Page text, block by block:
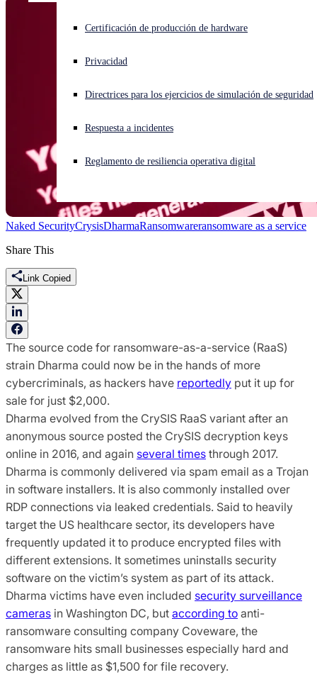
¿Está sufriendo un ciberataque? Obtenga ayuda ahora mismo
Open language switcher
Certificación de producción de hardware
Privacidad
Directrices para los ejercicios de simulación de seguridad
Respuesta a incidentes
Reglamento de resiliencia operativa digital
Naked SecurityCrysisDharmaRansomwareransomware as a service
Share This
Link Copied
The source code for ransomware-as-a-service (RaaS)
strain Dharma could now be in the hands of more
cybercriminals, as hackers have reportedly put it up for
sale for just $2,000.
Dharma evolved from the CrySIS RaaS variant after an
anonymous source posted the CrySIS decryption keys
online in 2016, and again several times through 2017.
Dharma is commonly delivered via spam email as a Trojan
in software installers. It is also commonly installed over
RDP connections via leaked credentials. Said to heavily
target the US healthcare sector, its developers have
frequently updated it to produce encrypted files with
different extensions. It sometimes uninstalls security
software on the victim’s system as part of its attack.
Dharma victims have even included security surveillance
cameras in Washington DC, but according to anti-
ransomware consulting company Coveware, the
ransomware hits small businesses especially hard and
charges as little as $1,500 for file recovery.